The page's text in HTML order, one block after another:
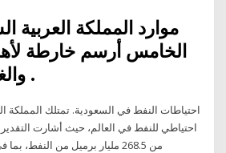
موارد المملكة العربية
الخامس أرسم خارطة
والغاز في المملكة .
احتياطات النفط في السعودية. تمتلك المملكة
احتياطي للنفط في العالم، حيث أشارت